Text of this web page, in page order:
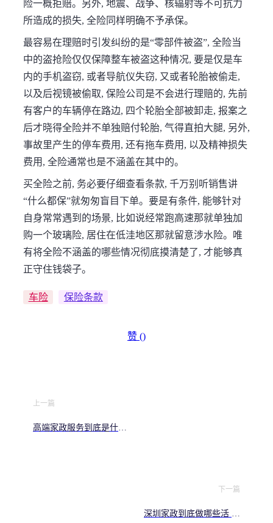
险一概拒赔。另外, 地震、战争、核辐射等不可抗力
所造成的损失, 全险同样明确不予承保。
最容易在理赔时引发纠纷的是“零部件被盗”, 全险当
中的盗抢险仅仅保障整车被盗这种情况, 要是仅是车
内的手机盗窃, 或者导航仪失窃, 又或者轮胎被偷走,
以及后视镜被偷取, 保险公司是不会进行理赔的, 先前
有客户的车辆停在路边, 四个轮胎全部被卸走, 报案之
后才晓得全险并不单独赔付轮胎, 气得直拍大腿, 另外,
事故里产生的停车费用, 还有拖车费用, 以及精神损失
费用, 全险通常也是不涵盖在其中的。
买全险之前, 务必要仔细查看条款, 千万别听销售讲
“什么都保”就匆匆盲目下单。要是有条件, 能够针对
自身常常遇到的场景, 比如说经常跑高速那就单独加
购一个玻璃险, 居住在低洼地区那就留意涉水险。唯
有将全险不涵盖的哪些情况彻底摸清楚了, 才能够真
正守住钱袋子。
车险 保险条款
赞 ()
上一篇
高端家政服务到底是什么
下一篇
深圳家政到底做哪些活 服